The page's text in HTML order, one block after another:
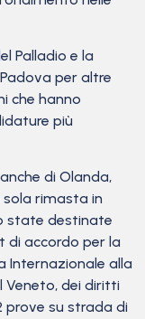
Palladio e la
per altre
che hanno
più
di Olanda,
sola rimasta in
state destinate
di accordo per la
Internazionale alla
Veneto, dei diritti
prove su strada di